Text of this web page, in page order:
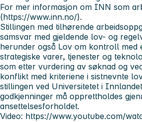
For mer informasjon om INN som
(https://www.inn.no/).
Stillingen med tilhørende
samsvar med gjeldende lov- og
herunder også Lov om kontroll med
strategiske varer, tjenester og
som etter vurdering av søknad og
konflikt med kriteriene i sistnevnte
stillingen ved Universitetet i
godkjenninger må opprettholdes
ansettelsesforholdet.
Video: https://www.youtube.com/